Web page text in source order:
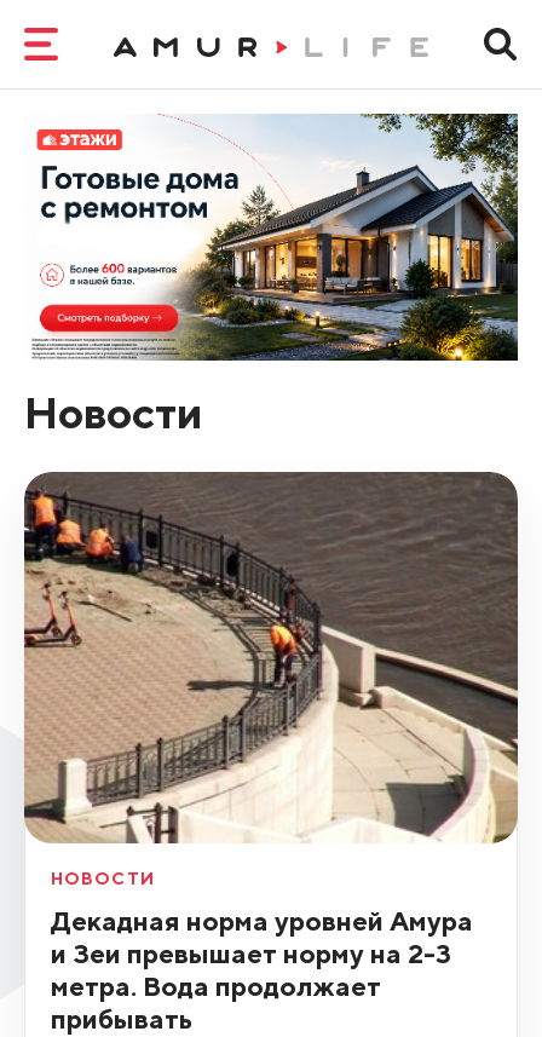
Новости
НОВОСТИ
Декадная норма уровней Амура
и Зеи превышает норму на 2-3
метра. Вода продолжает
прибывать